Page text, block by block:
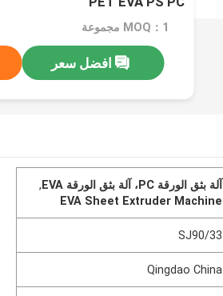
MOQ：1 مجموعة
افضل سعر
آلة بثق الورقة PC، آلة بثق الورقة EVA
,
EVA Sheet Extruder Machine
SJ90/33
Qingdao China